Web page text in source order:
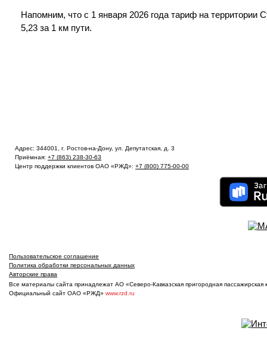
Напомним, что с 1 января 2026 года тариф на территории
5,23 за 1 км пути.
Адрес: 344001, г. Ростов-на-Дону, ул. Депутатская, д. 3
Приёмная: +7 (863) 238-30-63
Центр поддержки клиентов ОАО «РЖД»: +7 (800) 775-00-00
Пользовательское соглашение
Политика обработки персональных данных
Авторские права
Все материалы сайта принадлежат АО «Северо-Кавказская пригородная
Официальный сайт ОАО «РЖД» www.rzd.ru